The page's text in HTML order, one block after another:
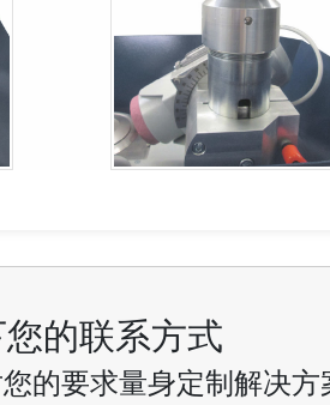
的联系方式
的要求量身定制解决方